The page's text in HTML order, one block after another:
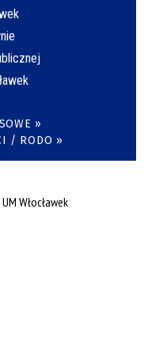
»
/ RODO »
Włocławek